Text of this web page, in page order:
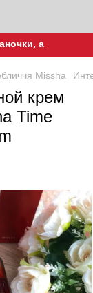
а про гарну
Missha
крем
Time